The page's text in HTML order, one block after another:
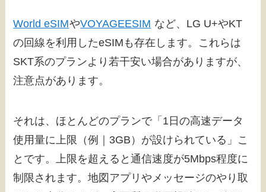
World eSIMやVOYAGEESIM など、LG U+やKT
の回線を利用したeSIMも存在します。これらは
SKT系のプランより若干安い場合がありますが、
注意点があります。
それは、ほとんどのプランで「1日の高速データ
使用量に上限（例｜3GB）が設けられている」こ
とです。上限を超えると通信速度が5Mbps程度に
制限されます。地図アプリやメッセージのやり取